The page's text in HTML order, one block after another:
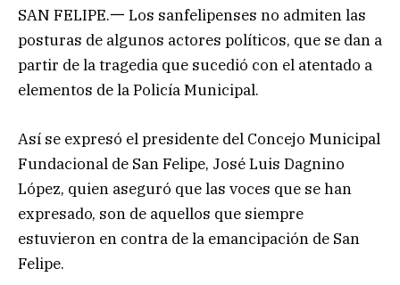
SAN FELIPE.一 Los sanfelipenses no admiten las
posturas de algunos actores políticos, que se dan a
partir de la tragedia que sucedió con el atentado a
elementos de la Policía Municipal.
Así se expresó el presidente del Concejo Municipal
Fundacional de San Felipe, José Luis Dagnino
López, quien aseguró que las voces que se han
expresado, son de aquellos que siempre
estuvieron en contra de la emancipación de San
Felipe.